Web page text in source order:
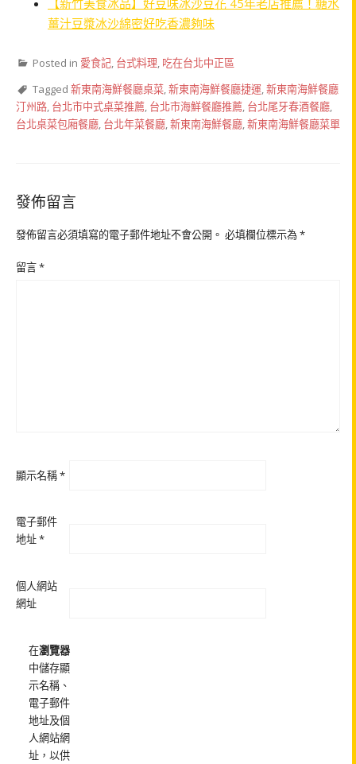
薑汁豆漿冰沙綿密好吃香濃夠味
Posted in 愛食記, 台式料理, 吃在台北中正區
Tagged 新東南海鮮餐廳桌菜,新東南海鮮餐廳捷運,新東南海鮮餐廳
汀州路, 台北市中式桌菜推薦, 台北市海鮮餐廳推薦, 台北尾牙春酒餐廳,
台北桌菜包廂餐廳, 台北年菜餐廳,新東南海鮮餐廳,新東南海鮮餐廳菜單
發佈留言
發佈留言必須填寫的電子郵件地址不會公開。 必填欄位標示為*
留言*
顯示名稱*
電子郵件
地址*
個人網站
網址
在瀏覽器
中儲存顯
示名稱、
電子郵件
地址及個
人網站網
址，以供